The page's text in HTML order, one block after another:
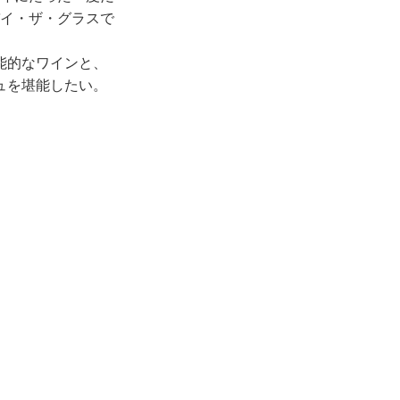
・ザ・グラスで
なワインと、
堪能したい。